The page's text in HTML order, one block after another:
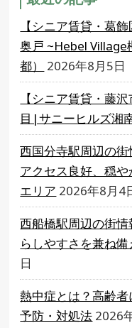
【シニア賃貸・葛
奥戸 ~Hebel Village
都）
2026年8月5日
【シニア賃貸・藤
目|サニーヒルズ湘
西国分寺駅周辺の
アクセス良好、穏
エリア 2026年8月4
西船橋駅周辺の街
らしやすさを兼ね
日
熱中症とは？高齢
予防・対処法 2026